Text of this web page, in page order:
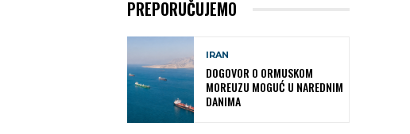
PREPORUČUJEMO
IRAN
DOGOVOR O ORMUSKOM
MOREUZU MOGUĆ U NAREDNIM
DANIMA